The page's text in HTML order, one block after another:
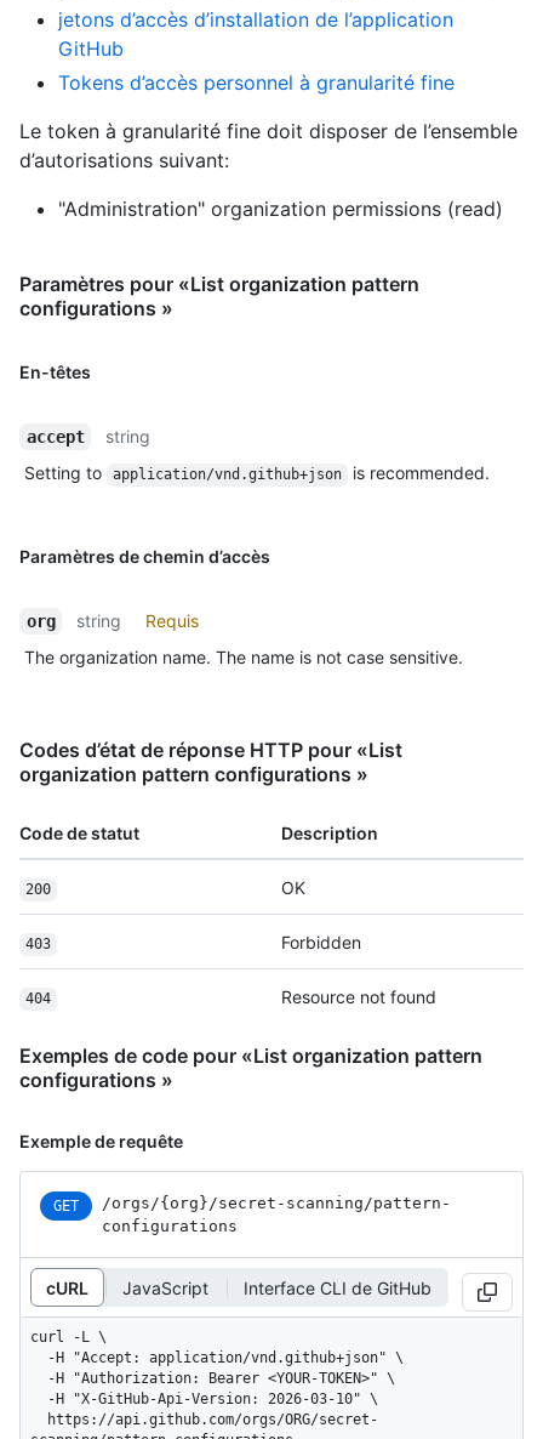
jetons d’accès d’installation de l’application
GitHub
Tokens d’accès personnel à granularité fine
Le token à granularité fine doit disposer de l’ensemble
d’autorisations suivant:
"Administration" organization permissions (read)
Paramètres pour «List organization pattern
configurations »
En-têtes
accept
string
Setting to
application/vnd.github+json is recommended.
Paramètres de chemin d’accès
org string
Requis
The organization name. The name is not case sensitive.
Codes d’état de réponse HTTP pour «List
organization pattern configurations »
Code de statut Description
200 OK
403 Forbidden
404 Resource not found
Exemples de code pour «List organization pattern
configurations »
Exemple de requête
GET /orgs/{org}/secret-scanning/pattern-
configurations
cURL JavaScript Interface CLI de GitHub
curl -L \